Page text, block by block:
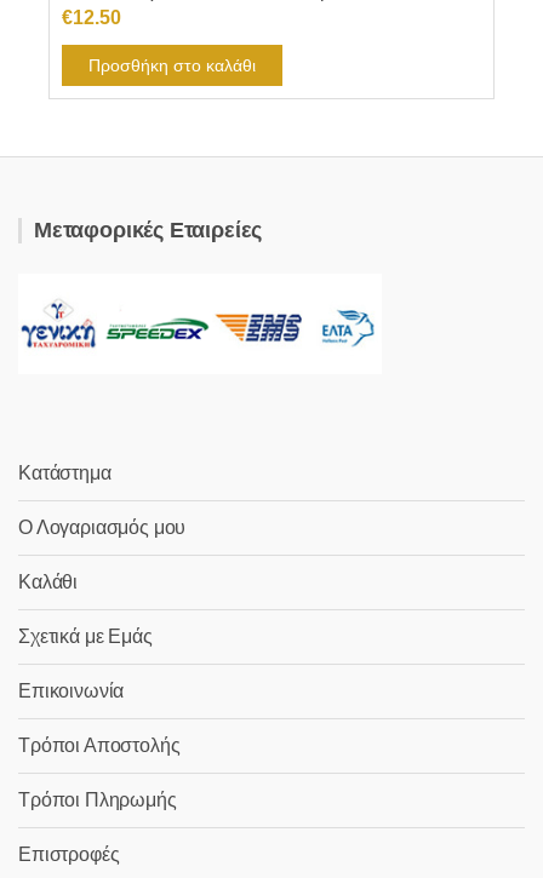
€12.50
Προσθήκη στο καλάθι
Μεταφορικές Εταιρείες
Κατάστημα
Ο Λογαριασμός μου
Καλάθι
Σχετικά με Εμάς
Επικοινωνία
Τρόποι Αποστολής
Τρόποι Πληρωμής
Επιστροφές